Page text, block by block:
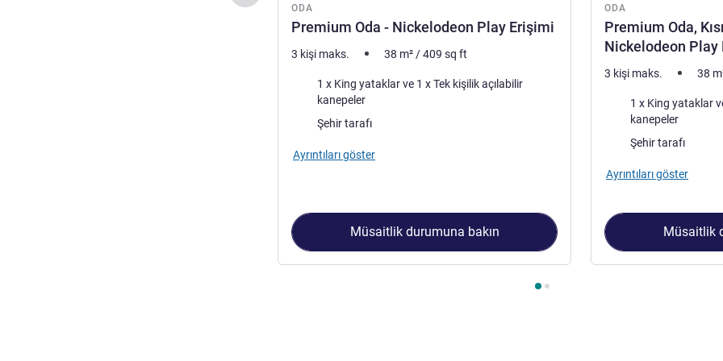
ODA
Premium Oda - Nickelodeon Play Erişimi
3 kişi maks. 38 m² /409 sq ft
1 x King yataklar ve 1 x Tek kişilik açılabilir
kanepeler
Manzara:Şehir tarafı
Ayrıntıları göster
Müsaitlik durumuna bakın
ODA
Premium Oda,
Nickelodeon Play
3 kişi maks. 38
1 x King yataklar ve 1 x Tek kişilik
kanepeler
Manzara:Şehir tarafı
Ayrıntıları göster
Müsaitlik